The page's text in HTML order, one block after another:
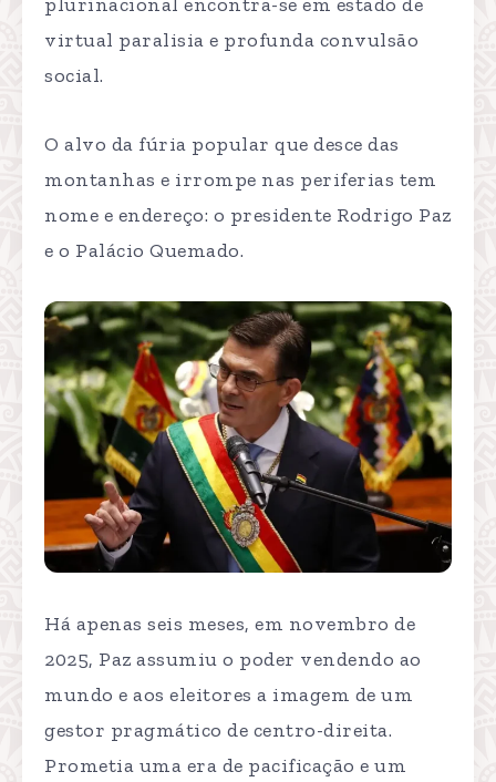
virtual paralisia e profunda convulsão
social.
O alvo da fúria popular que desce das
montanhas e irrompe nas periferias tem
nome e endereço: o presidente Rodrigo Paz
e o Palácio Quemado.
Há apenas seis meses, em novembro de
2025, Paz assumiu o poder vendendo ao
mundo e aos eleitores a imagem de um
gestor pragmático de centro-direita.
Prometia uma era de pacificação e um